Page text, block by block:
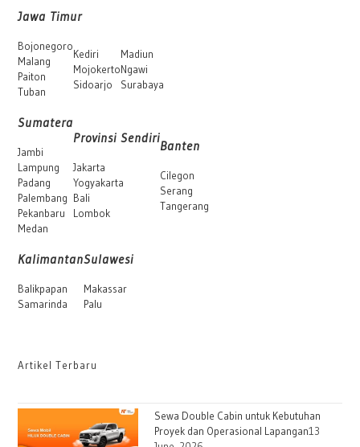
Jawa Timur
Bojonegoro
Malang
Paiton
Tuban
Kediri
Mojokerto
Sidoarjo
Madiun
Ngawi
Surabaya
Sumatera
Jambi
Lampung
Padang
Palembang
Pekanbaru
Medan
Provinsi Sendiri
Jakarta
Yogyakarta
Bali
Lombok
Banten
Cilegon
Serang
Tangerang
Kalimantan
Balikpapan
Samarinda
Sulawesi
Makassar
Palu
Artikel Terbaru
Sewa Double Cabin untuk Kebutuhan
Proyek dan Operasional Lapangan13